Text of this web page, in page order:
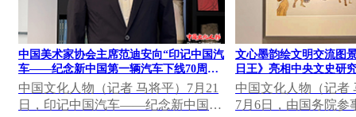
中国美术家协会主席范迪安向“印记中国汽
车——纪念新中国第一辆汽车下线70周年
大众篆刻作品展”发表视频致辞
中国文化人物（记者 马将平）7月21
日，印记中国汽车——纪念新中国第
文心墨韵绘文明交流图
日王》亮相中央文史研
果展
中国文化人物（记者
7月6日，由国务院参